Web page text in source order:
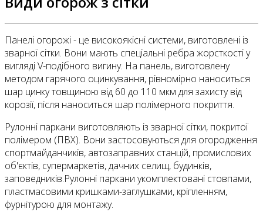
Панелі огорожі - це високоякісні системи, виготовлені із
зварної сітки. Вони мають спеціальні ребра жорсткості у
вигляді V-подібного вигину. На панель, виготовлену
методом гарячого оцинкування, рівномірно наноситься
шар цинку товщиною від 60 до 110 мкм для захисту від
корозії, після наноситься шар полімерного покриття.
Рулонні паркани виготовляють із зварної сітки, покритої
полімером (ПВХ). Вони застосовуються для огородження
спортмайданчиків, автозаправних станцій, промислових
об'єктів, супермаркетів, дачних селищ, будинків,
заповедників.Рулонні паркани укомплектовані стовпами,
пластмасовими кришками-заглушками, кріпленням,
фурнітурою для монтажу.